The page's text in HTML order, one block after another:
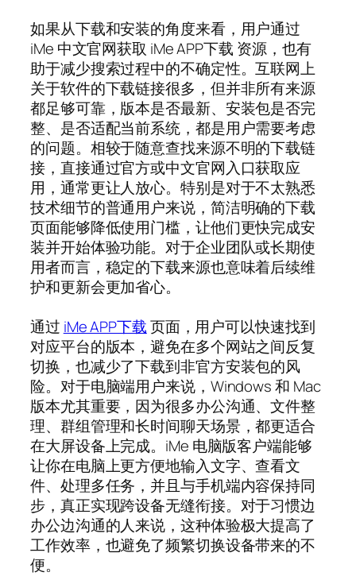
如果从下载和安装的角度来看，用户通过
iMe 中文官网获取 iMe APP下载 资源，也有
助于减少搜索过程中的不确定性。互联网上
关于软件的下载链接很多，但并非所有来源
都足够可靠，版本是否最新、安装包是否完
整、是否适配当前系统，都是用户需要考虑
的问题。相较于随意查找来源不明的下载链
接，直接通过官方或中文官网入口获取应
用，通常更让人放心。特别是对于不太熟悉
技术细节的普通用户来说，简洁明确的下载
页面能够降低使用门槛，让他们更快完成安
装并开始体验功能。对于企业团队或长期使
用者而言，稳定的下载来源也意味着后续维
护和更新会更加省心。
通过 iMe APP下载页面，用户可以快速找到
对应平台的版本，避免在多个网站之间反复
切换，也减少了下载到非官方安装包的风
险。对于电脑端用户来说，Windows 和 Mac
版本尤其重要，因为很多办公沟通、文件整
理、群组管理和长时间聊天场景，都更适合
在大屏设备上完成。iMe 电脑版客户端能够
让你在电脑上更方便地输入文字、查看文
件、处理多任务，并且与手机端内容保持同
步，真正实现跨设备无缝衔接。对于习惯边
办公边沟通的人来说，这种体验极大提高了
工作效率，也避免了频繁切换设备带来的不
便。